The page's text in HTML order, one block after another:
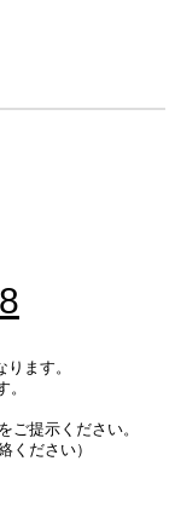
ます。
。
ご提示ください。
ください）